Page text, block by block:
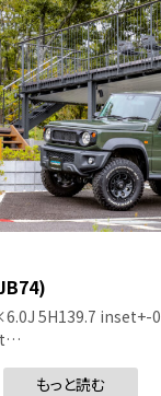
5H139.7 inset+-0
もっと読む